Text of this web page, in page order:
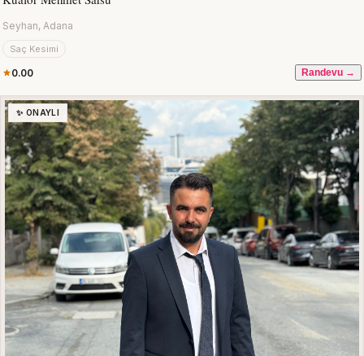
Seyhan, Adana
Saç Kesimi
0.00 Randevu →
✨ ONAYLI